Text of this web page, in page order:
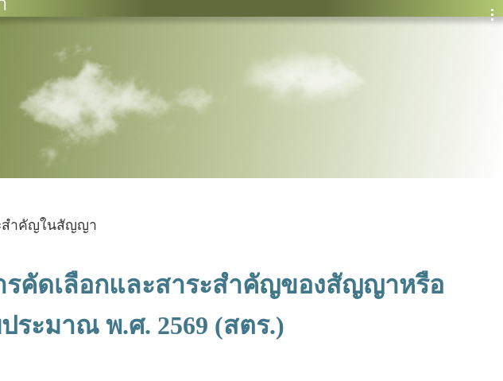
สำคัญในสัญญา
คัดเลือกและสาระสำคัญของสัญญาหรือ
ระมาณ พ.ศ. 2569 (สตร.)